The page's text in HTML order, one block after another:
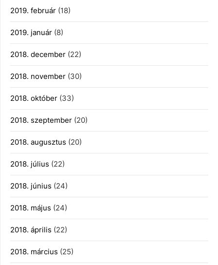
2019. február (18)
2019. január (8)
2018. december (22)
2018. november (30)
2018. október (33)
2018. szeptember (20)
2018. augusztus (20)
2018. július (22)
2018. június (24)
2018. május (24)
2018. április (22)
2018. március (25)